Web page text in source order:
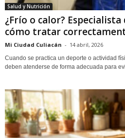
Salud y Nutrición
¿Frío o calor? Especialista
cómo tratar
Mi Ciudad Culiacán - 14 abril, 2026
Cuando se practica un deporte o actividad
deben atenderse de forma adecuada para